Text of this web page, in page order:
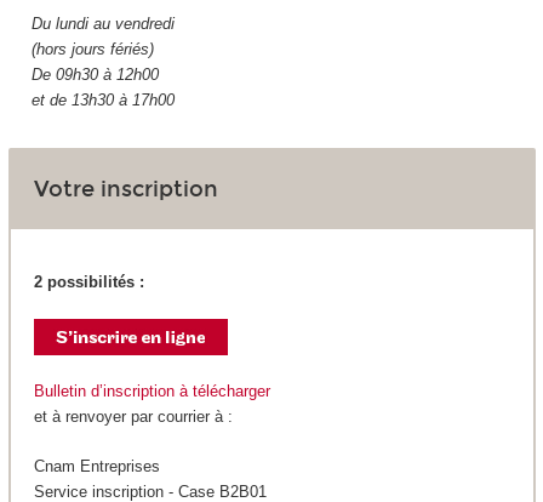
Du lundi au vendredi
(hors jours fériés)
De 09h30 à 12h00
et de 13h30 à 17h00
Votre inscription
2 possibilités :
Bulletin d’inscription à télécharger
et à renvoyer par courrier à :
Cnam Entreprises
Service inscription - Case B2B01